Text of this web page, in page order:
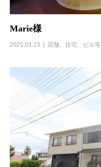
Marie様
2021.01.23 店舗、住宅、ビル等